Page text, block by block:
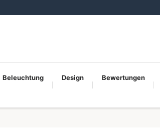
Beleuchtung Design Bewertungen